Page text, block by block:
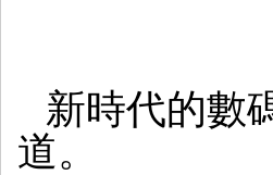
新時代的數
道。